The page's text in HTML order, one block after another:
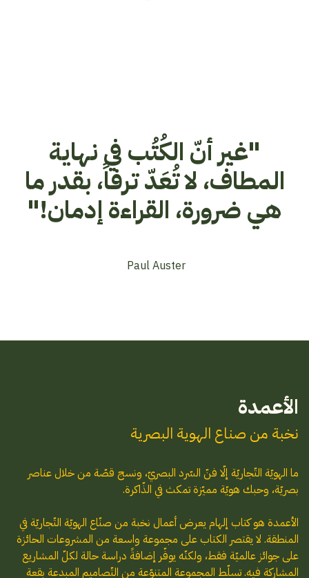
"غير أنّ الكُتُب في نهاية
المطاف، لا تُعَدّ ترفاً، بقدر ما
هي ضرورة، القراءة إدمان!"
Paul Auster
الأعمدة
نخبة من صناع الهوية البصرية
ما الهويّة التّجاريّة إلّا فنّ السّرد البصريّ، ونسج قصّة من خلال عناصر
بصريّة، وحبك هويّة مميّزة تمكث في الذّاكرة.
الأعمدة هو كتاب إلهام يعرض أعمال نخبة من صنّاع الهويّة التّجاريّة في
المنطقة. لا يقتصر الكتاب على مجموعة واسعة من المشروعات الحائزة
على جوائز عالميّة فقط، ولكنّه يوفّر إضافةً دراسة حالة لكلّ المشاريع
المشاركة فيه. تسلّط المجموعة المتنوّعة من التّصاميم المبدعة بقعة